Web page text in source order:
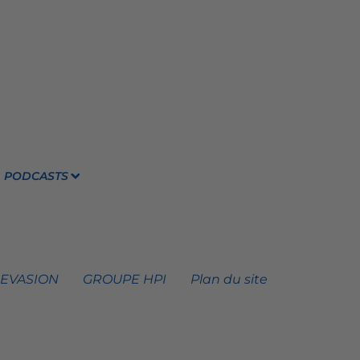
PODCASTS
GROUPE HPI Plan du site